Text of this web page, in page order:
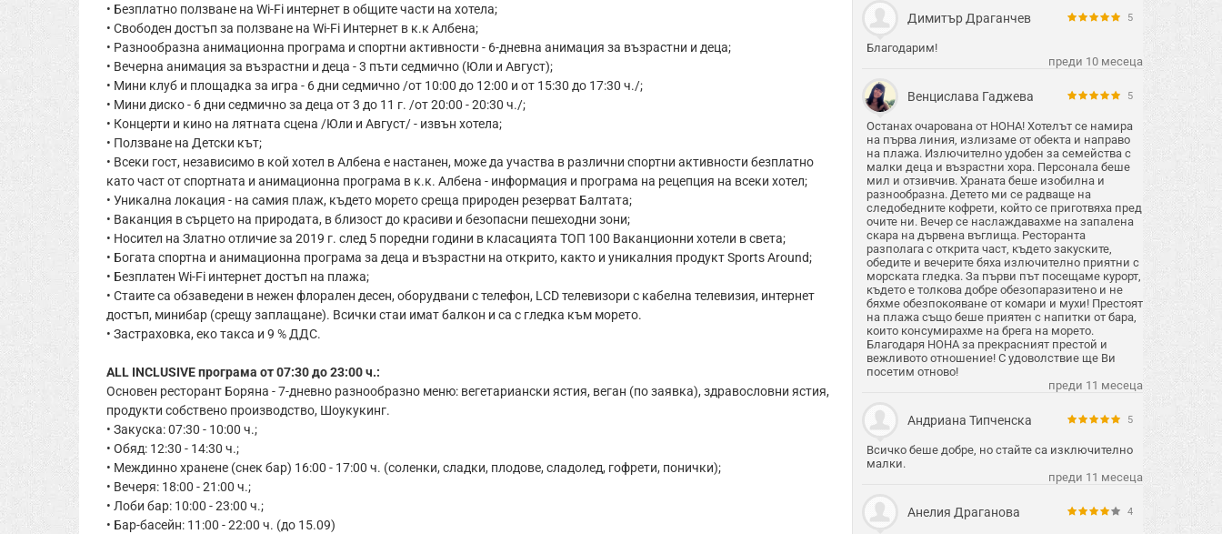
• Безплатно ползване на Wi-Fi интернет в общите части на хотела;
• Свободен достъп за ползване на Wi-Fi Интернет в к.к Албена;
• Разнообразна анимационна програма и спортни активности - 6-дневна анимация за възрастни и деца;
• Вечерна анимация за възрастни и деца - 3 пъти седмично (Юли и Август);
• Мини клуб и площадка за игра - 6 дни седмично /от 10:00 до 12:00 и от 15:30 до 17:30 ч./;
• Мини диско - 6 дни седмично за деца от 3 до 11 г. /от 20:00 - 20:30 ч./;
• Концерти и кино на лятната сцена /Юли и Август/ - извън хотела;
• Ползване на Детски кът;
• Всеки гост, независимо в кой хотел в Албена е настанен, може да участва в различни спортни активности безплатно
като част от спортната и анимационна програма в к.к. Албена - информация и програма на рецепция на всеки хотел;
• Уникална локация - на самия плаж, където морето среща природен резерват Балтата;
• Ваканция в сърцето на природата, в близост до красиви и безопасни пешеходни зони;
• Носител на Златно отличие за 2019 г. след 5 поредни години в класацията ТОП 100 Ваканционни хотели в света;
• Богата спортна и анимационна програма за деца и възрастни на открито, както и уникалния продукт Sports Around;
• Безплатен Wi-Fi интернет достъп на плажа;
• Стаите са обзаведени в нежен флорален десен, оборудвани с телефон, LCD телевизори с кабелна телевизия, интернет
достъп, минибар (срещу заплащане). Всички стаи имат балкон и са с гледка към морето.
• Застраховка, еко такса и 9 % ДДС.
ALL INCLUSIVE програма от 07:30 до 23:00 ч.:
Основен ресторант Боряна - 7-дневно разнообразно меню: вегетариански ястия, веган (по заявка), здравословни ястия,
продукти собствено производство, Шоукукинг.
• Закуска: 07:30 - 10:00 ч.;
• Обяд: 12:30 - 14:30 ч.;
• Междинно хранене (снек бар) 16:00 - 17:00 ч. (соленки, сладки, плодове, сладолед, гофрети, понички);
• Вечеря: 18:00 - 21:00 ч.;
• Лоби бар: 10:00 - 23:00 ч.;
• Бар-басейн: 11:00 - 22:00 ч. (до 15.09)
Димитър Драганчев 5
Благодарим!
преди 10 месеца
Венцислава Гаджева 5
Останах очарована от НОНА! Хотелът се намира
на първа линия, излизаме от обекта и направо
на плажа. Излючително удобен за семейства с
малки деца и възрастни хора. Персонала беше
мил и отзивчив. Храната беше изобилна и
разнообразна. Детето ми се радваще на
следобедните кофрети, който се приготвяха пред
очите ни. Вечер се наслаждавахме на запалена
скара на дървена въглища. Ресторанта
разполага с открита част, където закуските,
обедите и вечерите бяха излючително приятни с
морската гледка. За първи път посещаме курорт,
където е толкова добре обезопаразитено и не
бяхме обезпокояване от комари и мухи! Престоят
на плажа също беше приятен с напитки от бара,
които консумирахме на брега на морето.
Благодаря НОНА за прекрасният престой и
вежливото отношение! С удоволствие ще Ви
посетим отново!
преди 11 месеца
Андриана Типченска 5
Всичко беше добре, но стайте са изключително
малки.
преди 11 месеца
Анелия Драганова 4